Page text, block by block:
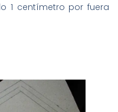
1 centímetro por fuera